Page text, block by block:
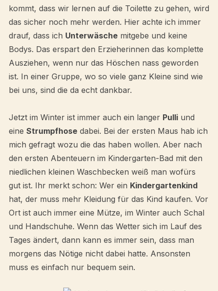
kommt, dass wir lernen auf die Toilette zu gehen, wird
das sicher noch mehr werden. Hier achte ich immer
drauf, dass ich Unterwäschemitgebe und keine
Bodys. Das erspart den Erzieherinnen das komplette
Ausziehen, wenn nur das Höschen nass geworden
ist. In einer Gruppe, wo so viele ganz Kleine sind wie
bei uns, sind die da echt dankbar.
Jetzt im Winter ist immer auch ein langer Pulliund
eine Strumpfhosedabei. Bei der ersten Maus hab ich
mich gefragt wozu die das haben wollen. Aber nach
den ersten Abenteuern im Kindergarten-Bad mit den
niedlichen kleinen Waschbecken weiß man wofürs
gut ist. Ihr merkt schon: Wer ein Kindergartenkind
hat, der muss mehr Kleidung für das Kind kaufen. Vor
Ort ist auch immer eine Mütze, im Winter auch Schal
und Handschuhe. Wenn das Wetter sich im Lauf des
Tages ändert, dann kann es immer sein, dass man
morgens das Nötige nicht dabei hatte. Ansonsten
muss es einfach nur bequem sein.